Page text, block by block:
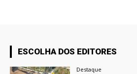
ESCOLHA DOS EDITORES
Destaque